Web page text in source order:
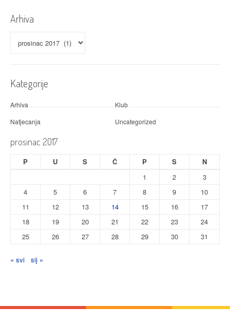
Arhiva
Kategorije
Arhiva
Klub
Natjecanja
Uncategorized
prosinac 2017
P U S Č P S
N
1
2
3
4
5 6 7 8 9
10
11
12 13 14 15 16
17
18
19 20 21 22 23
24
25
26 27 28 29 30 31
« svi sij »